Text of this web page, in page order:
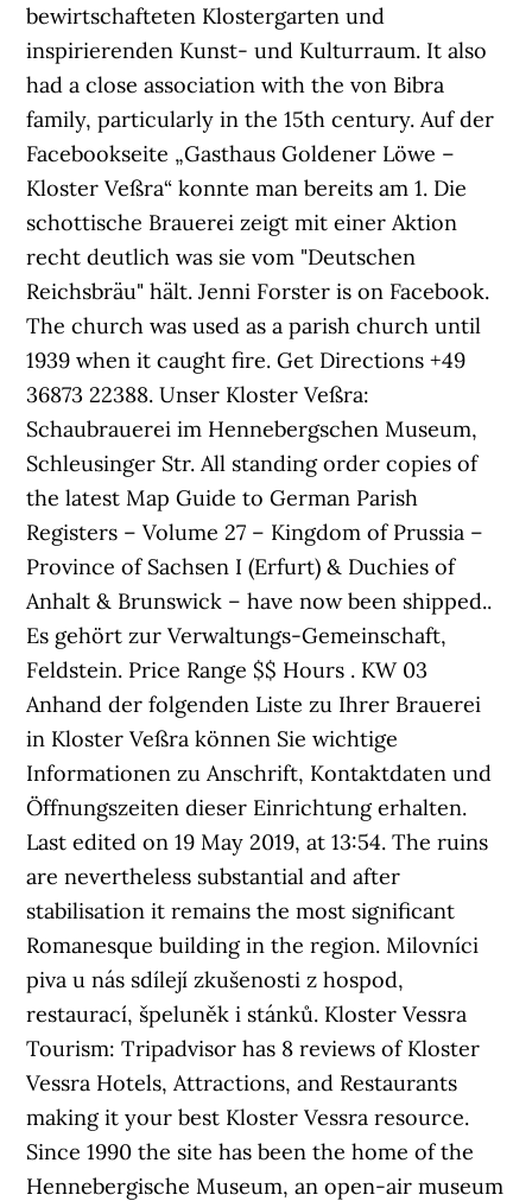
bewirtschafteten Klostergarten und
inspirierenden Kunst- und Kulturraum. It also
had a close association with the von Bibra
family, particularly in the 15th century. Auf der
Facebookseite „Gasthaus Goldener Löwe –
Kloster Veßra“ konnte man bereits am 1. Die
schottische Brauerei zeigt mit einer Aktion
recht deutlich was sie vom "Deutschen
Reichsbräu" hält. Jenni Forster is on Facebook.
The church was used as a parish church until
1939 when it caught fire. Get Directions +49
36873 22388. Unser Kloster Veßra:
Schaubrauerei im Hennebergschen Museum,
Schleusinger Str. All standing order copies of
the latest Map Guide to German Parish
Registers – Volume 27 – Kingdom of Prussia –
Province of Sachsen I (Erfurt) & Duchies of
Anhalt & Brunswick – have now been shipped..
Es gehört zur Verwaltungs-Gemeinschaft,
Feldstein. Price Range $$ Hours . KW 03
Anhand der folgenden Liste zu Ihrer Brauerei
in Kloster Veßra können Sie wichtige
Informationen zu Anschrift, Kontaktdaten und
Öffnungszeiten dieser Einrichtung erhalten.
Last edited on 19 May 2019, at 13:54. The ruins
are nevertheless substantial and after
stabilisation it remains the most significant
Romanesque building in the region. Milovníci
piva u nás sdílejí zkušenosti z hospod,
restaurací, špeluněk i stánků. Kloster Vessra
Tourism: Tripadvisor has 8 reviews of Kloster
Vessra Hotels, Attractions, and Restaurants
making it your best Kloster Vessra resource.
Since 1990 the site has been the home of the
Hennebergische Museum, an open-air museum